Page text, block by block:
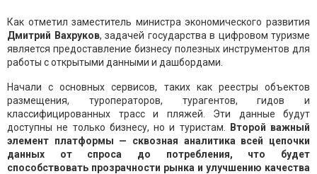
Как отметил заместитель министра экономического развития
Дмитрий Вахруков, задачей государства в цифровом туризме
является предоставление бизнесу полезных инструментов для
работы с открытыми данными и дашбордами.
Начали с основных сервисов, таких как реестры объектов
размещения, туроператоров, турагентов, гидов и
классифицированных трасс и пляжей. Эти данные будут
доступны не только бизнесу, но и туристам.
Второй важный
элемент платформы — сквозная аналитика всей цепочки
данных от спроса до потребления, что будет
способствовать прозрачности рынка и улучшению качества